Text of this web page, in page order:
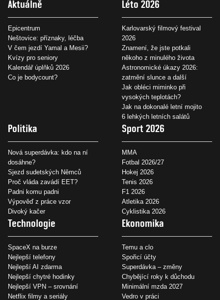
Aktuálně
Epicentrum
Neštovice: příznaky, léčba
V čem jezdí Yamal a Mesii?
Kvízy pro seniory
Kalendář úplňků 2026
Co je bodycount?
Léto 2026
Karlovarský filmový festival
2026
Znamení, že jste potkali
někoho z minulého života
Astronomické úkazy 2026:
zatmění slunce a další
Jak obléci miminko při
vysokých teplotách?
Jak na dokonalé letní mojito
6 lehkých letních salátů
Politika
Nová superdávka: kdo na ní
dosáhne?
Sjezd sudetských Němců
Proč vláda zavádí EET?
Padni komu padni
Výpověď z práce vzor
Divoký kačer
Sport 2026
MMA
Fotbal 2026/27
Hokej 2026
Tenis 2026
F1 2026
Atletika 2026
Cyklistika 2026
Technologie
SpaceX na burze
Nejlepší telefony
Nejlepší AI zdarma
Nejlepší chytré hodinky
Nejlepší VPN – srovnání
Netflix filmy a seriály
Ekonomika
Temu a clo
Spořicí účty
Superdávka – změny
Chybějící roky k důchodu
Minimální mzda 2027
Vedro v práci